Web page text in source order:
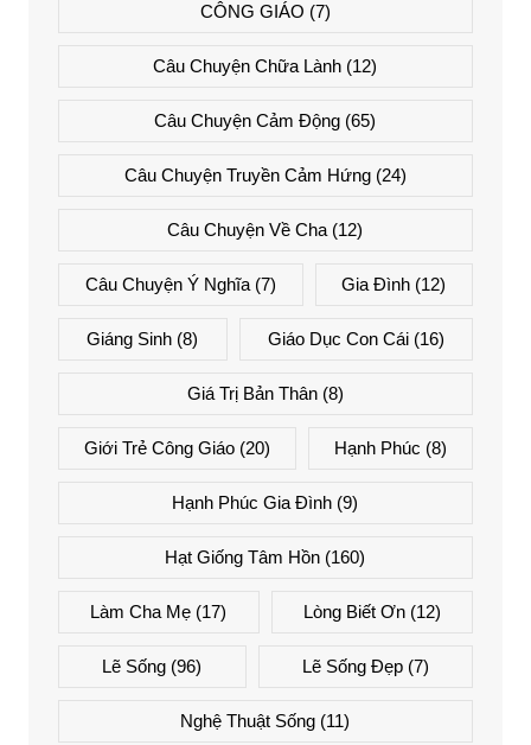
CÔNG GIÁO (7)
Câu Chuyện Chữa Lành (12)
Câu Chuyện Cảm Động (65)
Câu Chuyện Truyền Cảm Hứng(24)
Câu Chuyện Về Cha (12)
Câu Chuyện Ý Nghĩa(7) Gia Đình (12)
Giáng Sinh (8) Giáo Dục Con Cái(16)
Giá Trị Bản Thân(8)
Giới Trẻ Công Giáo(20) Hạnh Phúc (8)
Hạnh Phúc Gia Đình (9)
Hạt Giống Tâm Hồn (160)
Làm Cha Mẹ (17) Lòng Biết Ơn(12)
Lẽ Sống (96) Lẽ Sống Đẹp(7)
Nghệ Thuật Sống (11)